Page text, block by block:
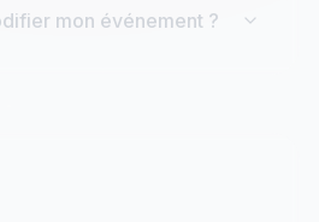
mon événement ?